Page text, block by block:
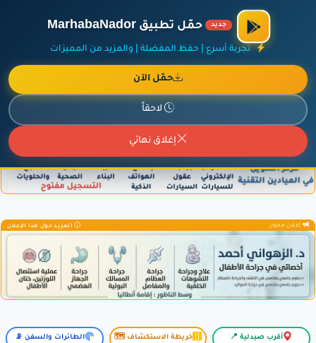
الراعي الرسمي لمنصة مرحباناظور،
أضف نشاطك مجاناً| آخر الإضافات|
جديد حمّل تطبيق MarhabaNador
تجربة أسرع | حفظ المفضلة | والمزيد من المميزات
حمّل الآن
لاحقاً
إغلاق نهائي
المزيد حول هذا الإعلان
إعلان ممول المزيد حول هذا الإعلان
أقرب صيدلية 📍 خريطة الاستكشاف 🗺️ الطائرات والسفن 📡